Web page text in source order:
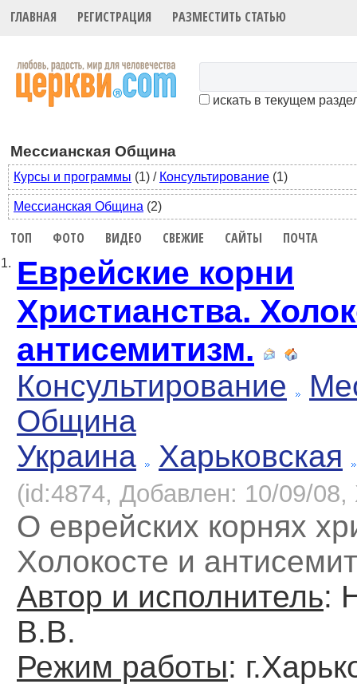
ГЛАВНАЯ РЕГИСТРАЦИЯ РАЗМЕСТИТЬ СТАТЬЮ
искать в текущем
Мессианская Община
Курсы и программы (1) / Консультирование (1)
Мессианская Община (2)
ТОП ФОТО ВИДЕО СВЕЖИЕ САЙТЫ ПОЧТА
1. Еврейские корни
Христианства.
антисемитизм.
Консультирование
Община
Украина
Харьковская
(id:4874, Добавлен: 10/09/08,
О еврейских корнях
Холокосте и
Автор и исполнитель:
В.В.
Режим работы: